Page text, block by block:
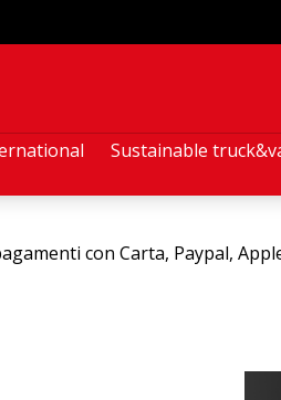
Sustainable
con Carta, Paypal,